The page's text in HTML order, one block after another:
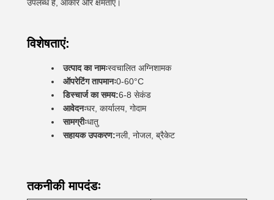
उपलब्ध है, आकार और क्षमताएं।
विशेषताएं:
उत्पाद का नामःस्वचालित अग्निशामक
ऑपरेटिंग तापमानः0-60°C
डिस्चार्ज का समय:6-8 सेकंड
आवेदनःघर, कार्यालय, गोदाम
सामग्रीःधातु
सहायक उपकरण:नली, नोजल, ब्रैकेट
तकनीकी मापदंडः